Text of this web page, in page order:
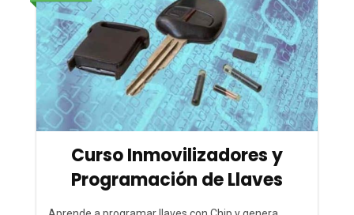
c
o
Curso Inmovilizadores y
Programación de Llaves